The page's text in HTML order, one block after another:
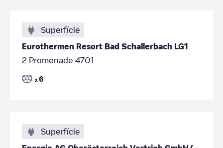
Superfície
Eurothermen Resort Bad Schallerbach LG1
2 Promenade 4701
x 6
Superfície